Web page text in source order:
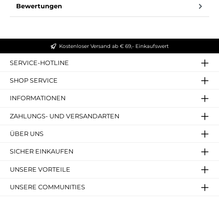
Bewertungen
Kostenloser Versand ab € 69,- Einkaufswert
SERVICE-HOTLINE
SHOP SERVICE
INFORMATIONEN
ZAHLUNGS- UND VERSANDARTEN
ÜBER UNS
SICHER EINKAUFEN
UNSERE VORTEILE
UNSERE COMMUNITIES